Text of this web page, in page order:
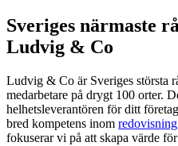
Sveriges närmaste
Ludvig & Co
Ludvig & Co är Sveriges största
medarbetare på drygt 100 orter.
helhetsleverantören för ditt
bred kompetens inom redovisning
fokuserar vi på att skapa värde